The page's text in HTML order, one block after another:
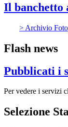
Il banchetto
> Archivio Foto
Flash news
Pubblicati i
Per vedere i servizi
Selezione